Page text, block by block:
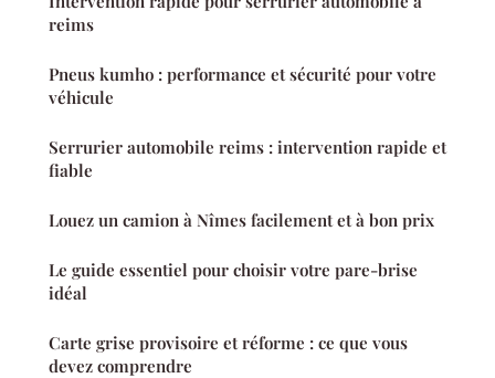
reims
Pneus kumho : performance et sécurité pour votre
véhicule
Serrurier automobile reims : intervention rapide et
fiable
Louez un camion à Nîmes facilement et à bon prix
Le guide essentiel pour choisir votre pare-brise
idéal
Carte grise provisoire et réforme : ce que vous
devez comprendre